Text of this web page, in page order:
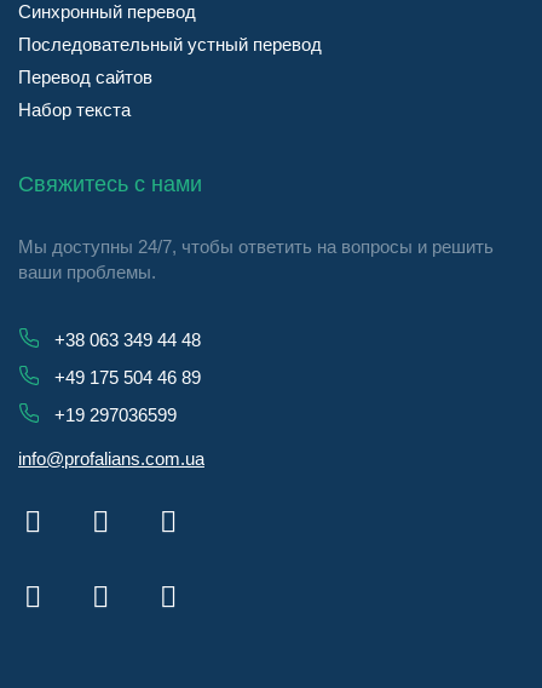
Синхронный перевод
Последовательный устный перевод
Перевод сайтов
Набор текста
Свяжитесь с нами
Мы доступны 24/7, чтобы ответить на вопросы и решить
ваши проблемы.
+38 063 349 44 48
+49 175 504 46 89
+19 297036599
info@profalians.com.ua